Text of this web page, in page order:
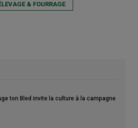
& FOURRAGE
ton Bled invite la culture à la campagne